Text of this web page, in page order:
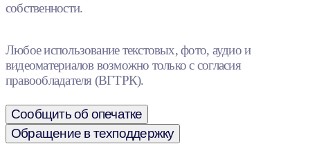
собственности.
Любое использование текстовых, фото, аудио и
видеоматериалов возможно только с согласия
правообладателя (ВГТРК).
Сообщить об опечатке
Обращение в техподдержку